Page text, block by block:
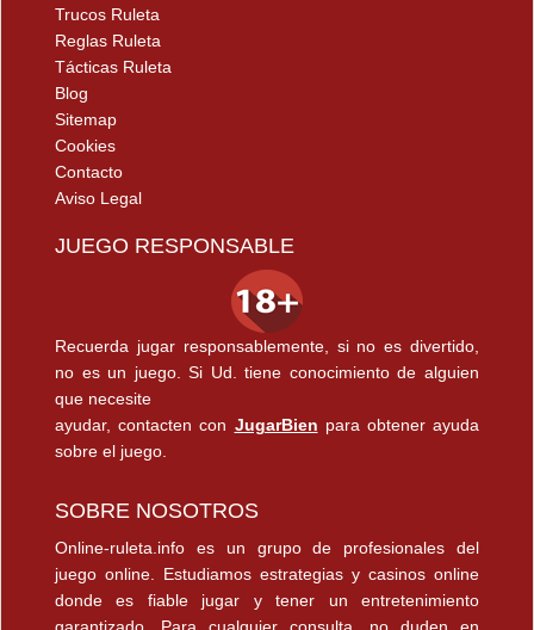
Trucos Ruleta
Reglas Ruleta
Tácticas Ruleta
Blog
Sitemap
Cookies
Contacto
Aviso Legal
JUEGO RESPONSABLE
Recuerda jugar responsablemente, si no es divertido,
no es un juego. Si Ud. tiene conocimiento de alguien
que necesite
ayudar, contacten con JugarBien para obtener ayuda
sobre el juego.
SOBRE NOSOTROS
Online-ruleta.info es un grupo de profesionales del
juego online. Estudiamos estrategias y casinos online
donde es fiable jugar y tener un entretenimiento